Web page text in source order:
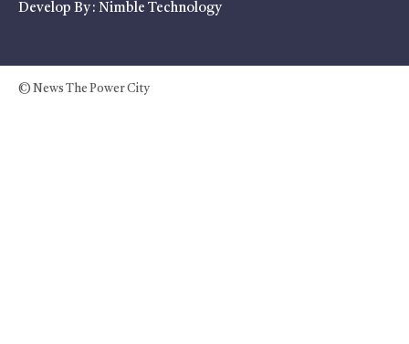
Develop By : Nimble Technology
© News The Power City